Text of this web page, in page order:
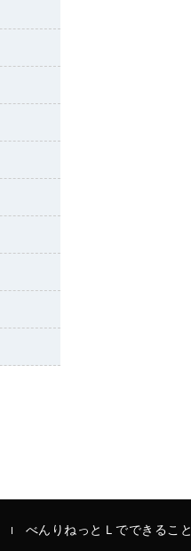
べんりねっとＬでできること